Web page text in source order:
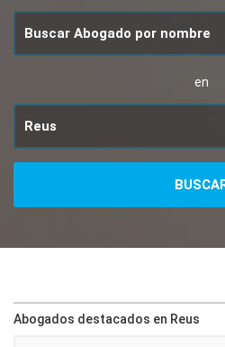
en
Abogados destacados en Reus